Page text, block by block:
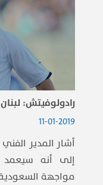
رادولوفيتش:
11-01-2019
أشار المدير
إلى أنه
مواجهة